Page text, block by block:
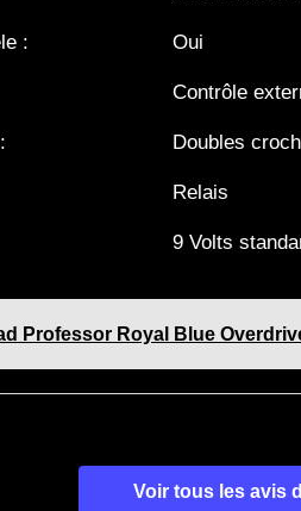
: Oui
Contrôle
Doubles
Relais
9 Volts
Professor Royal Blue
Voir tous les avis